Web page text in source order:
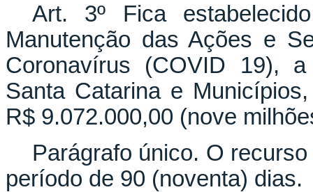
Art. 3º Fica
Manutenção das Ações e
Coronavírus (COVID 19),
Santa Catarina e
R$ 9.072.000,00 (nove
Parágrafo único. O
período de 90 (noventa) dias.